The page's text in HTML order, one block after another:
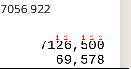
7056,922
1 1 1 1 1
7126,500
69,578